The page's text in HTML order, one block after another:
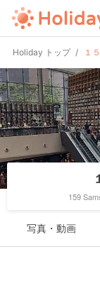
Holiday トップ １
159
写真・動画